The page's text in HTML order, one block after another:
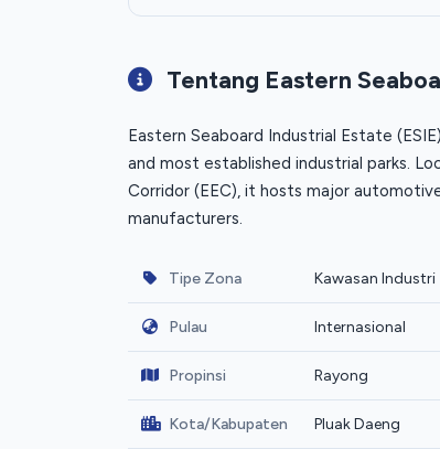
Tentang Eastern
Eastern Seaboard Industrial Estate
and most established industrial parks.
Corridor (EEC), it hosts major
manufacturers.
Tipe Zona Kawasan Industri
Pulau Internasional
Propinsi Rayong
Kota/Kabupaten Pluak Daeng